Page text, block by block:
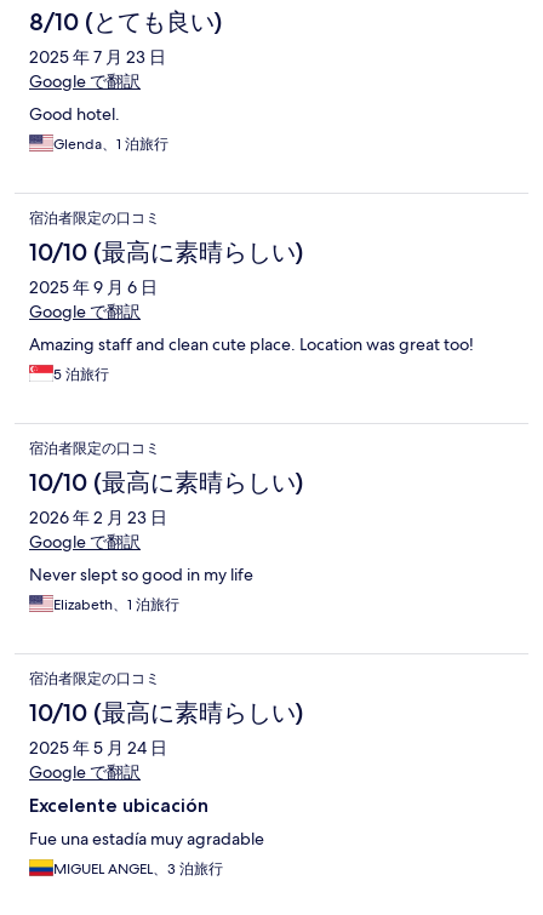
8/10 (とても良い)
2025 年 7 月 23 日
Google で翻訳
Good hotel.
Glenda、1 泊旅行
宿泊者限定の口コミ
10/10 (最高に素晴らしい)
2025 年 9 月 6 日
Google で翻訳
Amazing staff and clean cute place. Location was great too!
5 泊旅行
宿泊者限定の口コミ
10/10 (最高に素晴らしい)
2026 年 2 月 23 日
Google で翻訳
Never slept so good in my life
Elizabeth、1 泊旅行
宿泊者限定の口コミ
10/10 (最高に素晴らしい)
2025 年 5 月 24 日
Google で翻訳
Excelente ubicación
Fue una estadía muy agradable
MIGUEL ANGEL、3 泊旅行